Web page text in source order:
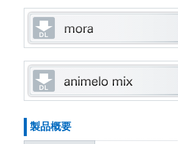
製品概要